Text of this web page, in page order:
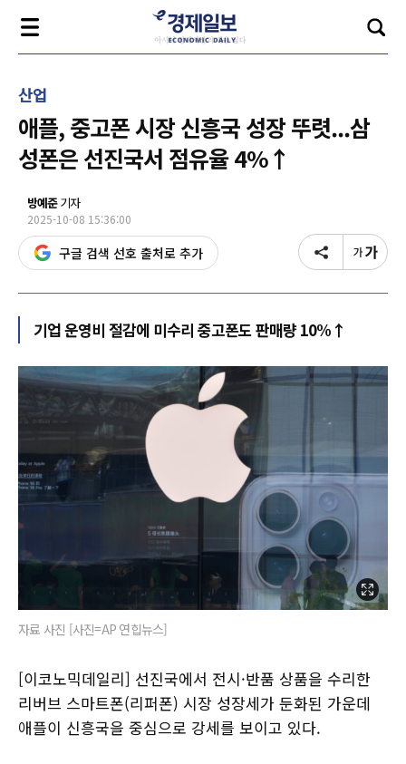
산업
애플, 중고폰 시장 신흥국 성장 뚜렷...삼
성폰은 선진국서 점유율 4%↑
방예준기자
2025-10-08 15:36:00
구글 검색 선호 출처로 추가
기업 운영비 절감에 미수리 중고폰도 판매량 10%↑
자료 사진 [사진=AP 연힙뉴스]
[이코노믹데일리] 선진국에서 전시·반품 상품을 수리한
리버브 스마트폰(리퍼폰) 시장 성장세가 둔화된 가운데
애플이 신흥국을 중심으로 강세를 보이고 있다.